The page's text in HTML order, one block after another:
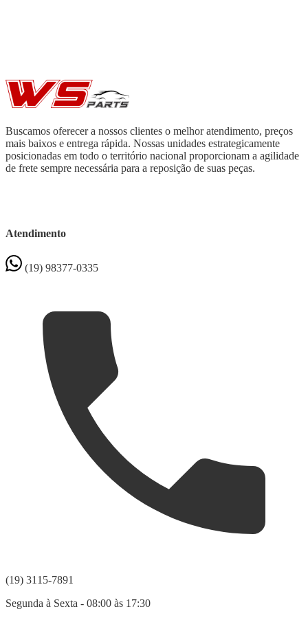
Buscamos oferecer a nossos clientes o melhor atendimento, preços
mais baixos e entrega rápida. Nossas unidades estrategicamente
posicionadas em todo o território nacional proporcionam a agilidade
de frete sempre necessária para a reposição de suas peças.
Atendimento
(19) 98377-0335
(19) 3115-7891
Segunda à Sexta - 08:00 às 17:30